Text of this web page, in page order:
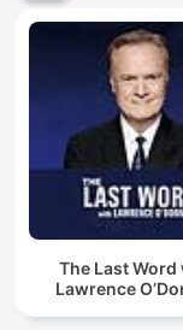
The Last Word
Lawrence